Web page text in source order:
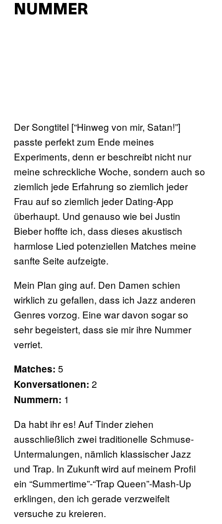
NUMMER
Der Songtitel [“Hinweg von mir, Satan!”]
passte perfekt zum Ende meines
Experiments, denn er beschreibt nicht nur
meine schreckliche Woche, sondern auch so
ziemlich jede Erfahrung so ziemlich jeder
Frau auf so ziemlich jeder Dating-App
überhaupt. Und genauso wie bei Justin
Bieber hoffte ich, dass dieses akustisch
harmlose Lied potenziellen Matches meine
sanfte Seite aufzeigte.
Mein Plan ging auf. Den Damen schien
wirklich zu gefallen, dass ich Jazz anderen
Genres vorzog. Eine war davon sogar so
sehr begeistert, dass sie mir ihre Nummer
verriet.
Matches: 5
Konversationen: 2
Nummern: 1
Da habt ihr es! Auf Tinder ziehen
ausschließlich zwei traditionelle Schmuse-
Untermalungen, nämlich klassischer Jazz
und Trap. In Zukunft wird auf meinem Profil
ein “Summertime”-“Trap Queen”-Mash-Up
erklingen, den ich gerade verzweifelt
versuche zu kreieren.